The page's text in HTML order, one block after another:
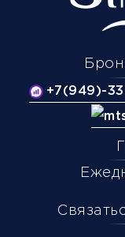
+7(949)-